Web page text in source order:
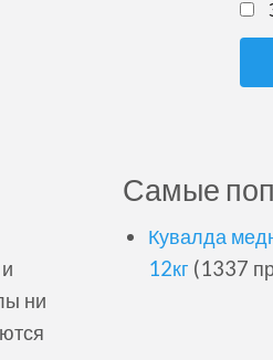
ни
Самые
Кувалда
12кг (1337